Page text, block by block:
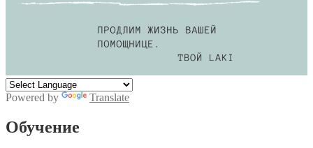
Powered by Translate
Обучение